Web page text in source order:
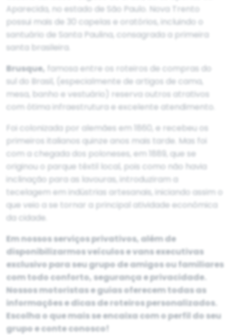
Aparecida, no estado de São Paulo. Nova Trento
possui mais de 30 capelas e oratórios, incluindo o
santuário de Santa Paulina, consagrada a primeira
santa brasileira.
Brusque, famosa entre os roteiros de compras do
sul do Brasil, (especialmente de artigos de cama,
mesa, banho e vestuário) reserva outros atrativos
com ótima infraestrutura e excelente atendimento.
Foi colonizada por alemães em 1860, e recebeu os
primeiros italianos quinze anos mais tarde. Mas foi
com a chegada dos poloneses, em 1889, que se
originou o parque têxtil local, pois como não havia
inclinação para as lavouras, introduziram a
tecelagem em indústrias artesanais, iniciando assim o
que veio a se tornar a principal atividade econômica
da cidade.
Em nossos serviços privativos, além de
disponibilizarmos veículos e vans executivas
exclusivo para seu grupo de amigos ou familiares
com todo conforto, segurança e privacidade.
Nossos motoristas e guias oferecem todas as
informações e dicas de roteiros personalizados.
Escolha o que mais se encaixa com o perfil do seu
grupo e conte conosco!